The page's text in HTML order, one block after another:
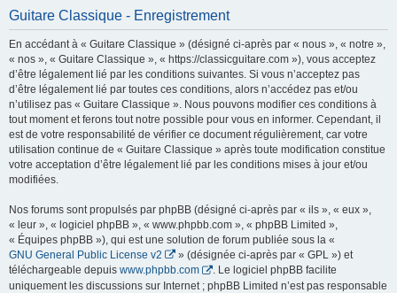
Guitare Classique - Enregistrement
En accédant à « Guitare Classique » (désigné ci-après par « nous », « notre »,
« nos », « Guitare Classique », « https://classicguitare.com »), vous acceptez
d’être légalement lié par les conditions suivantes. Si vous n’acceptez pas
d’être légalement lié par toutes ces conditions, alors n’accédez pas et/ou
n’utilisez pas « Guitare Classique ». Nous pouvons modifier ces conditions à
tout moment et ferons tout notre possible pour vous en informer. Cependant, il
est de votre responsabilité de vérifier ce document régulièrement, car votre
utilisation continue de « Guitare Classique » après toute modification constitue
votre acceptation d’être légalement lié par les conditions mises à jour et/ou
modifiées.
Nos forums sont propulsés par phpBB (désigné ci-après par « ils », « eux »,
« leur », « logiciel phpBB », « www.phpbb.com », « phpBB Limited »,
« Équipes phpBB »), qui est une solution de forum publiée sous la «
GNU General Public License v2
» (désignée ci-après par « GPL ») et
téléchargeable depuis www.phpbb.com
. Le logiciel phpBB facilite
uniquement les discussions sur Internet ; phpBB Limited n’est pas responsable